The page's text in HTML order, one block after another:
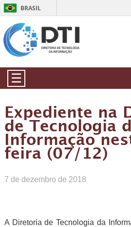
BRASIL
☰
Expediente na
de Tecnologia
Informação
feira (07/12)
7 de dezembro de 2018
A Diretoria de Tecnologia da